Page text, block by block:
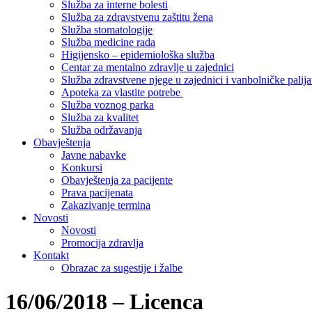
Služba za interne bolesti
Služba za zdravstvenu zaštitu žena
Služba stomatologije
Služba medicine rada
Higijensko – epidemiološka služba
Centar za mentalno zdravlje u zajednici
Služba zdravstvene njege u zajednici i vanbolničke
Apoteka za vlastite potrebe
Služba voznog parka
Služba za kvalitet
Služba održavanja
Obavještenja
Javne nabavke
Konkursi
Obavještenja za pacijente
Prava pacijenata
Zakazivanje termina
Novosti
Novosti
Promocija zdravlja
Kontakt
Obrazac za sugestije i žalbe
16/06/2018 – Licenca